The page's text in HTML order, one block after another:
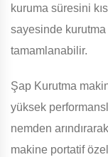
kuruma süresini
sayesinde
tamamlanabilir.
Şap Kurutma
yüksek
nemden
makine portatif